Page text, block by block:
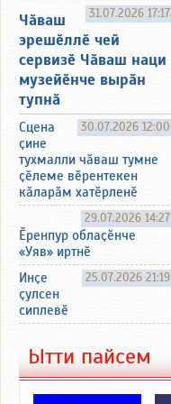
31.07.2026 17:17
Чӑваш
эрешӗллӗ чей
сервизӗ Чӑваш наци
музейӗнче вырӑн
тупнӑ
30.07.2026 12:00
Сцена
ҫине
тухмалли чӑваш тумне
ҫӗлеме вӗрентекен
кӑларӑм хатӗрленӗ
29.07.2026 14:27
Ӗренпур облаҫӗнче
«Уяв» иртнӗ
25.07.2026 21:19
Инҫе
ҫулсен
сиплевӗ
Ытти пайсем